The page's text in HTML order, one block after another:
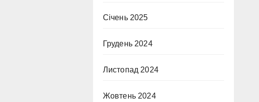
Січень 2025
Грудень 2024
Листопад 2024
Жовтень 2024